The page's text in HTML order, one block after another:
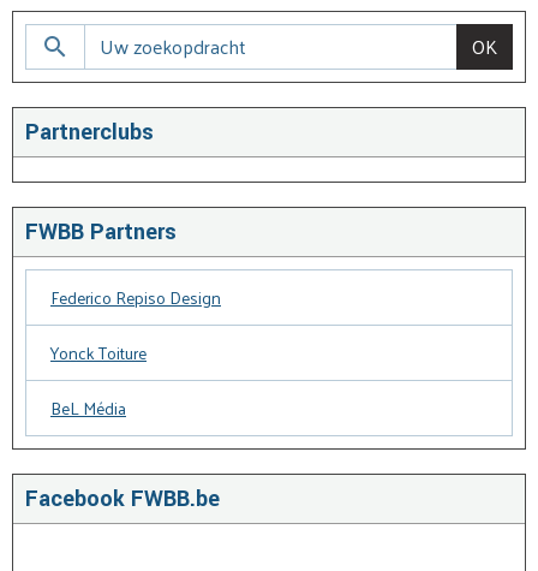
OK
Partnerclubs
FWBB Partners
Federico Repiso Design
Yonck Toiture
BeL Média
Facebook FWBB.be